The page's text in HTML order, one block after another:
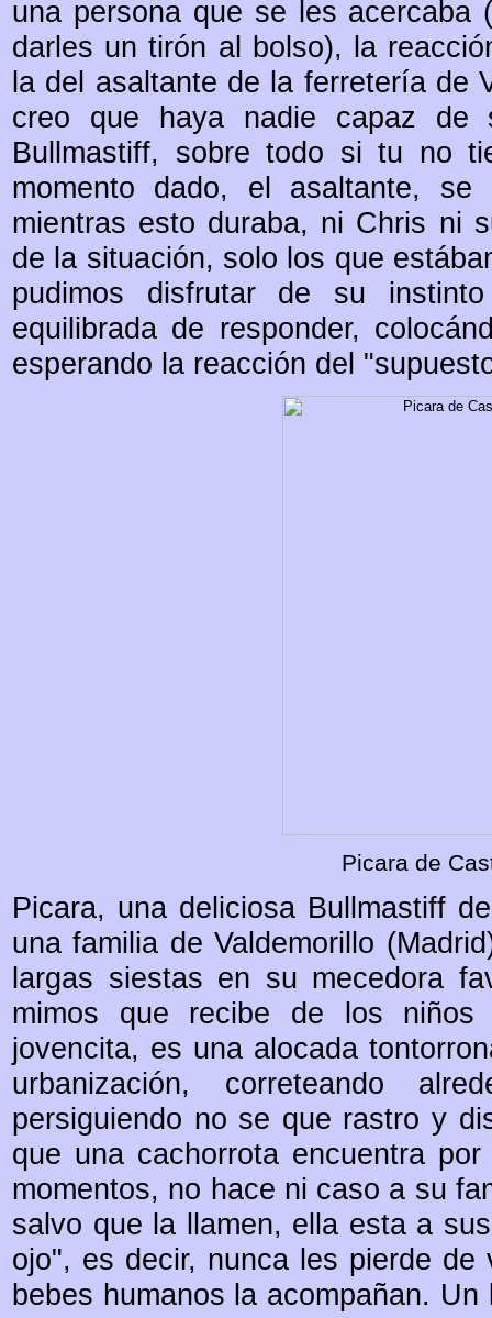
una persona que se les acercaba
darles un tirón al bolso), la
la del asaltante de la ferretería de
creo que haya nadie capaz de
Bullmastiff, sobre todo si tu no
momento dado, el asaltante,
mientras esto duraba, ni Chris ni
de la situación, solo los que
pudimos disfrutar de su
equilibrada de responder,
esperando la reacción del
Picara de
Picara, una deliciosa Bullmastiff
una familia de Valdemorillo
largas siestas en su mecedora
mimos que recibe de los
jovencita, es una alocada
urbanización, correteando
persiguiendo no se que rastro y
que una cachorrota encuentra
momentos, no hace ni caso a su
salvo que la llamen, ella esta a
ojo", es decir, nunca les pierde
bebes humanos la acompañan.